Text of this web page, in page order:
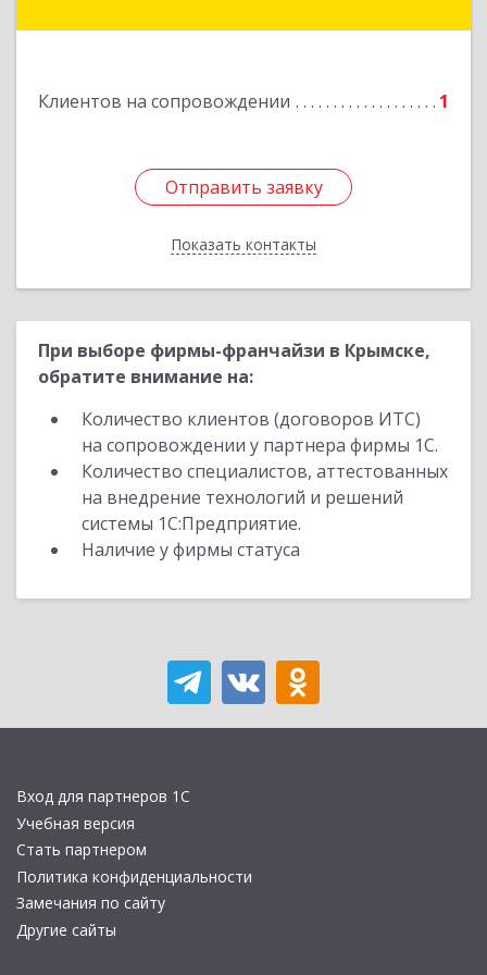
Клиентов на сопровождении 1
Отправить заявку
Показать контакты
Подробнее
Отправить заявку
Назад
При выборе фирмы-франчайзи в Крымске,
обратите внимание на:
Количество клиентов (договоров ИТС)
на сопровождении у партнера фирмы 1С.
Количество специалистов, аттестованных
на внедрение технологий и решений
системы 1С:Предприятие.
Наличие у фирмы статуса
Вход для партнеров 1С
Учебная версия
Стать партнером
Политика конфиденциальности
Замечания по сайту
Другие сайты